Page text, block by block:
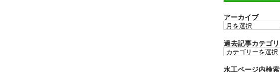
アーカイブ
過去記事カテゴリ
水工ページ内検索